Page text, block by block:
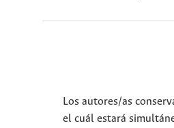
Los autores/as
el cuál estará